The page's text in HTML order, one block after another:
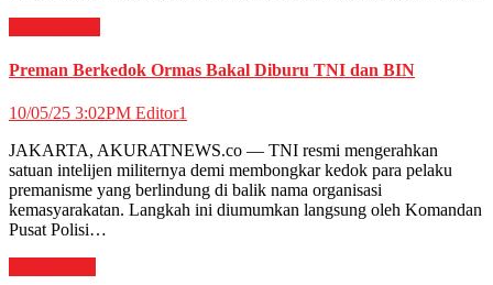
Preman Berkedok Ormas Bakal Diburu TNI dan BIN
10/05/25 3:02PM Editor1
JAKARTA, AKURATNEWS.co — TNI resmi mengerahkan
satuan intelijen militernya demi membongkar kedok para pelaku
premanisme yang berlindung di balik nama organisasi
kemasyarakatan. Langkah ini diumumkan langsung oleh Komandan
Pusat Polisi…